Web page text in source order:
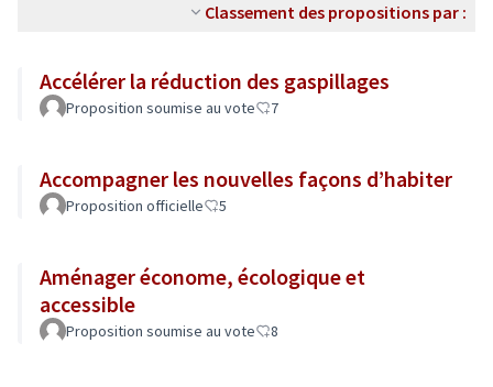
Classement des propositions par :
Accélérer la réduction des gaspillages
Proposition soumise au vote 7
Accompagner les nouvelles façons d’habiter
Proposition officielle 5
Aménager économe, écologique et
accessible
Proposition soumise au vote 8